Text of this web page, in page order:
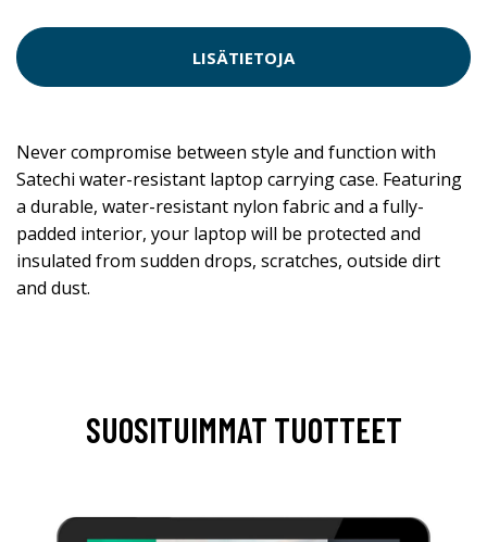
LISÄTIETOJA
Never compromise between style and function with
Satechi water-resistant laptop carrying case. Featuring
a durable, water-resistant nylon fabric and a fully-
padded interior, your laptop will be protected and
insulated from sudden drops, scratches, outside dirt
and dust.
SUOSITUIMMAT TUOTTEET